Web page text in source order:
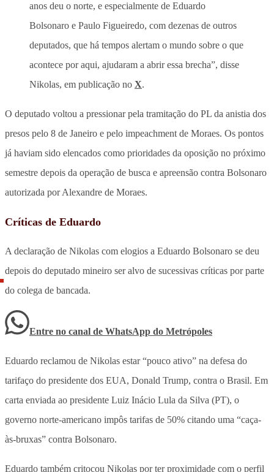
anos deu o norte, e especialmente de Eduardo
Bolsonaro e Paulo Figueiredo, com dezenas de outros
deputados, que há tempos alertam o mundo sobre o que
acontece por aqui, ajudaram a abrir essa brecha”, disse
Nikolas, em publicação no X.
O deputado voltou a pressionar pela tramitação do PL da anistia dos
presos pelo 8 de Janeiro e pelo impeachment de Moraes. Os pontos
já haviam sido elencados como prioridades da oposição no próximo
semestre depois da operação de busca e apreensão contra Bolsonaro
autorizada por Alexandre de Moraes.
Críticas de Eduardo
A declaração de Nikolas com elogios a Eduardo Bolsonaro se deu
depois do deputado mineiro ser alvo de sucessivas críticas por parte
do colega de bancada.
Entre no canal de WhatsApp do Metrópoles
Eduardo reclamou de Nikolas estar “pouco ativo” na defesa do
tarifaço do presidente dos EUA, Donald Trump, contra o Brasil. Em
carta enviada ao presidente Luiz Inácio Lula da Silva (PT), o
governo norte-americano impôs tarifas de 50% citando uma “caça-
às-bruxas” contra Bolsonaro.
Eduardo também critocou Nikolas por ter proximidade com o perfil